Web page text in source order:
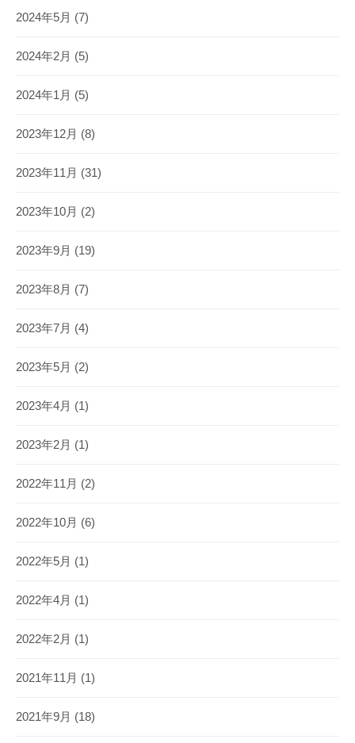
2024年5月 (7)
2024年2月 (5)
2024年1月 (5)
2023年12月 (8)
2023年11月 (31)
2023年10月 (2)
2023年9月 (19)
2023年8月 (7)
2023年7月 (4)
2023年5月 (2)
2023年4月 (1)
2023年2月 (1)
2022年11月 (2)
2022年10月 (6)
2022年5月 (1)
2022年4月 (1)
2022年2月 (1)
2021年11月 (1)
2021年9月 (18)